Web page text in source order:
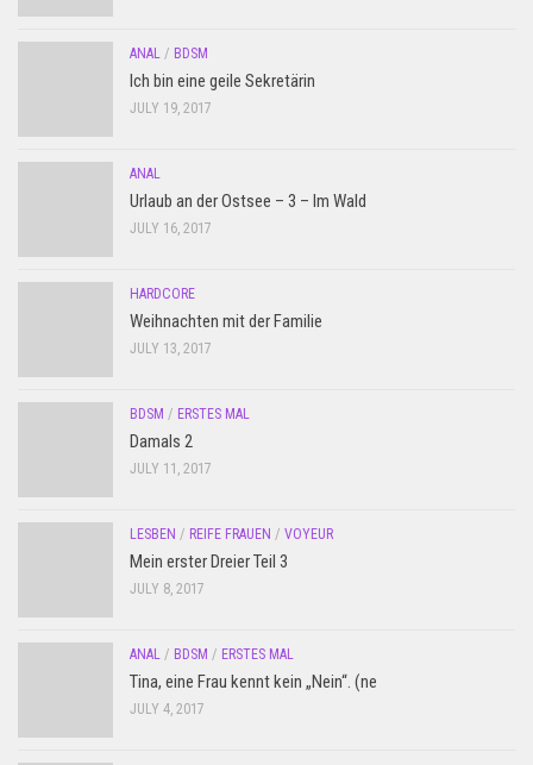
ANAL / BDSM
Ich bin eine geile Sekretärin
JULY 19, 2017
ANAL
Urlaub an der Ostsee – 3 – Im Wald
JULY 16, 2017
HARDCORE
Weihnachten mit der Familie
JULY 13, 2017
BDSM / ERSTES MAL
Damals 2
JULY 11, 2017
LESBEN / REIFE FRAUEN / VOYEUR
Mein erster Dreier Teil 3
JULY 8, 2017
ANAL / BDSM / ERSTES MAL
Tina, eine Frau kennt kein „Nein“. (ne
JULY 4, 2017